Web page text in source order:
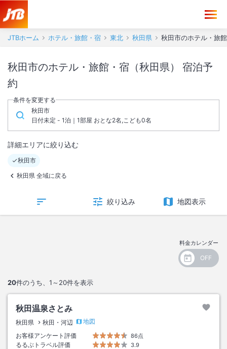
JTBホーム ホテル・旅館・宿 東北 秋田県 秋田市のホテル・旅
秋田市のホテル・旅館・宿（秋田県） 宿泊予
約
条件を変更する
秋田市
日付未定 - 1泊｜1部屋 おとな2名,こども0名
詳細エリアに絞り込む
秋田市
秋田県 全域に戻る
絞り込み 地図表示
料金カレンダー
20件のうち、 1～20件を表示
秋田温泉さとみ
秋田県 秋田・河辺
地図
お客様アンケート評価
86点
るるぶトラベル評価
3.9